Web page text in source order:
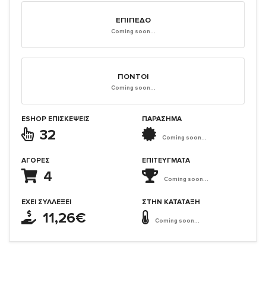
ΕΠΊΠΕΔΟ
Coming soon...
ΠΌΝΤΟΙ
Coming soon...
ESHOP ΕΠΙΣΚΈΨΕΙΣ
32
ΑΓΟΡΈΣ
4
ΈΧΕΙ ΣΥΛΛΈΞΕΙ
11,26€
ΠΑΡΑΣΗΜΑ
Coming soon...
ΕΠΙΤΕΎΓΜΑΤΑ
Coming soon...
ΣΤΗΝ ΚΑΤΆΤΑΞΗ
Coming soon...